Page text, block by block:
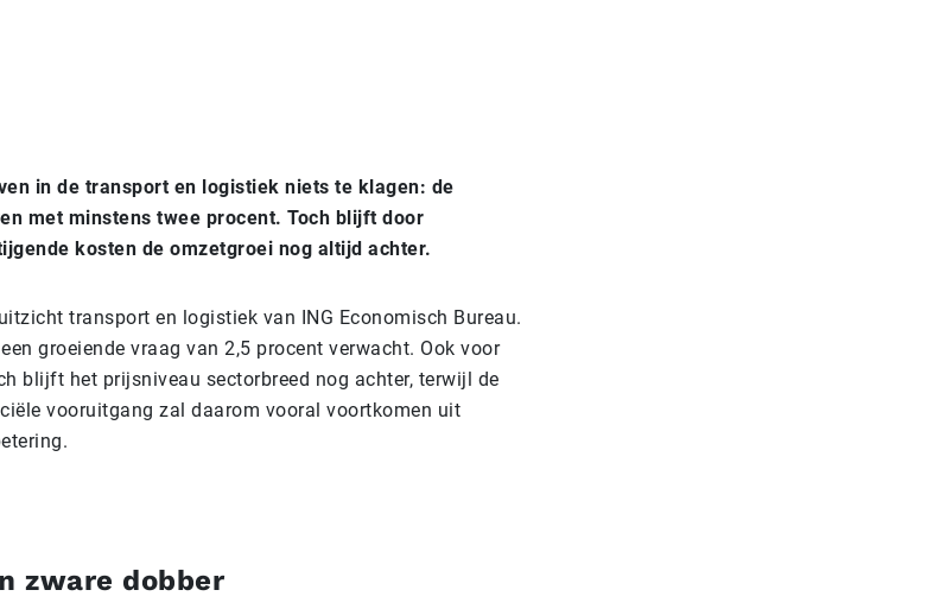
in de transport en logistiek niets te klagen: de
met minstens twee procent. Toch blijft door
kosten de omzetgroei nog altijd achter.
transport en logistiek van ING Economisch Bureau.
groeiende vraag van 2,5 procent verwacht. Ook voor
blijft het prijsniveau sectorbreed nog achter, terwijl de
vooruitgang zal daarom vooral voortkomen uit
zware dobber